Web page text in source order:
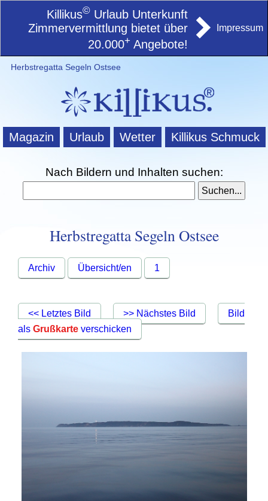
Killikus© Urlaub Unterkunft
Zimmervermittlung bietet über
20.000+ Angebote!
Impressum
Herbstregatta Segeln Ostsee
Magazin Urlaub Wetter Killikus Schmuck
Nach Bildern und Inhalten suchen:
Herbstregatta Segeln Ostsee
Archiv Übersicht/en 1
<< Letztes Bild >> Nächstes Bild
Bild
alsGrußkarte verschicken